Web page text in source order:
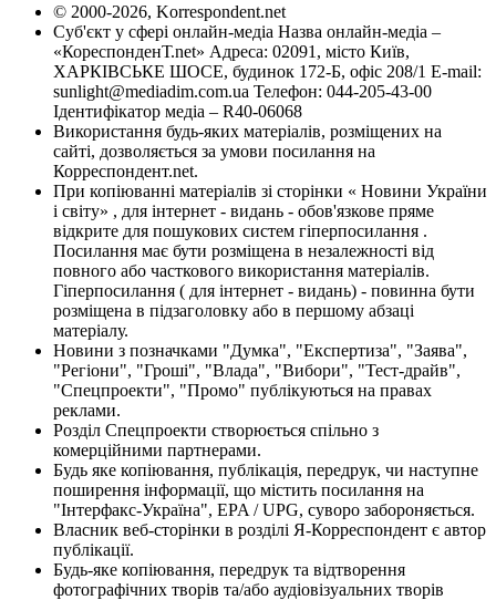
© 2000-2026, Korrespondent.net
Суб'єкт у сфері онлайн-медіа Назва онлайн-медіа –
«КореспонденТ.net» Адреса: 02091, місто Київ,
ХАРКІВСЬКЕ ШОСЕ, будинок 172-Б, офіс 208/1 E-mail:
sunlight@mediadim.com.ua Телефон: 044-205-43-00
Ідентифікатор медіа – R40-06068
Використання будь-яких матеріалів, розміщених на
сайті, дозволяється за умови посилання на
Корреспондент.net.
При копіюванні матеріалів зі сторінки « Новини України
і світу» , для інтернет - видань - обов'язкове пряме
відкрите для пошукових систем гіперпосилання .
Посилання має бути розміщена в незалежності від
повного або часткового використання матеріалів.
Гіперпосилання ( для інтернет - видань) - повинна бути
розміщена в підзаголовку або в першому абзаці
матеріалу.
Новини з позначками "Думка", "Експертиза", "Заява",
"Регіони", "Гроші", "Влада", "Вибори", "Тест-драйв",
"Спецпроекти", "Промо" публікуються на правах
реклами.
Розділ Спецпроекти створюється спільно з
комерційними партнерами.
Будь яке копіювання, публікація, передрук, чи наступне
поширення інформації, що містить посилання на
"Інтерфакс-Україна", EPA / UPG, суворо забороняється.
Власник веб-сторінки в розділі Я-Корреспондент є автор
публікації.
Будь-яке копіювання, передрук та відтворення
фотографічних творів та/або аудіовізуальних творів